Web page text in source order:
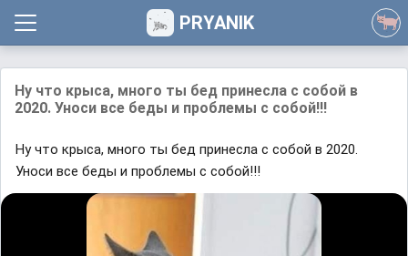
PRYANIK
Ну что крыса, много ты бед принесла с собой в
2020. Уноси все беды и проблемы с собой!!!
Ну что крыса, много ты бед принесла с собой в 2020.
Уноси все беды и проблемы с собой!!!